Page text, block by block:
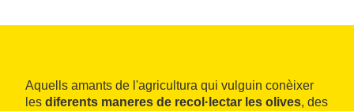
Aquells amants de l'agricultura qui vulguin conèixer
les diferents maneres de recol·lectar les olives, des